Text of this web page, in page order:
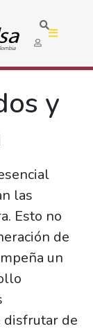
y
las
Esto no
de
un
disfrutar de